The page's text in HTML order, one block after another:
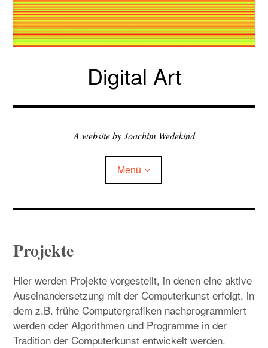
Zum
Inhalt
springen
Digital Art
A website by Joachim Wedekind
Menü
books & talks
Child-
Menü
materials Child-
Menü
books
online texts
Projekte
Hier werden Projekte vorgestellt, in denen eine aktive
Auseinandersetzung mit der Computerkunst erfolgt, in
dem z.B. frühe Computergrafiken nachprogrammiert
werden oder Algorithmen und Programme in der
Tradition der Computerkunst entwickelt werden.